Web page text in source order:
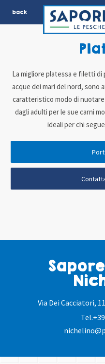
back
Via Dei Cacciatori,
Tel.
La migliore platessa e filetti
acque dei mari del nord, sono
caratteristico modo di nuotare
dagli adulti per le sue carni
ideali per chi